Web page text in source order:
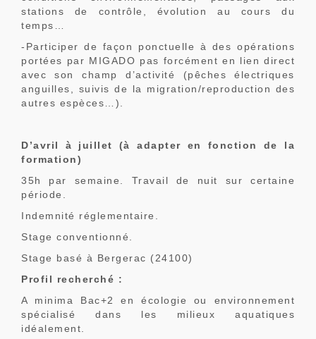
stations de contrôle, évolution au cours du
temps…
-Participer de façon ponctuelle à des opérations
portées par MIGADO pas forcément en lien direct
avec son champ d’activité (pêches électriques
anguilles, suivis de la migration/reproduction des
autres espèces…).
D’avril à juillet (à adapter en fonction de la
formation)
35h par semaine. Travail de nuit sur certaine
période.
Indemnité réglementaire.
Stage conventionné.
Stage basé à Bergerac (24100)
Profil recherché :
A minima Bac+2 en écologie ou environnement
spécialisé dans les milieux aquatiques
idéalement.